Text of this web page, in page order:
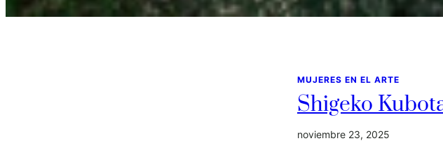
MUJERES EN EL ARTE
Shigeko
noviembre 23, 2025